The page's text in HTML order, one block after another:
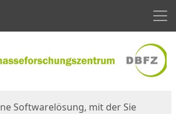
Softwarelösung, mit der Sie